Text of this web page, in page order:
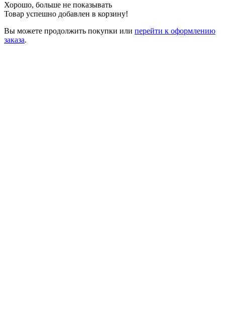
Хорошо, больше не показывать
Товар успешно добавлен в корзину!
Вы можете продолжить покупки или перейти к оформлению
заказа.